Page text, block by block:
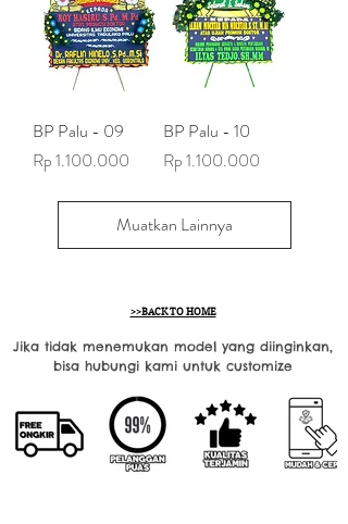
BP Palu - 09
Harga
Rp 1.100.000
BP Palu - 10
Harga
Rp 1.100.000
Muatkan Lainnya
>>BACK TO HOME
Jika tidak menemukan model yang diinginkan,
bisa hubungi kami untuk customize